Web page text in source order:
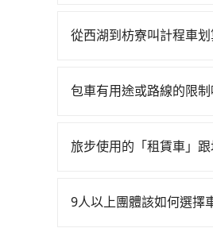
分鐘出站、等待車站前
倍。縱使幸運攔到一輛
是比較划算的。如果你
遜小客車租賃。一般租
100~2,000元不等的費
車行營業時間做租還動
從西湖到枋寮叫計程車划
元間，但如改預約
栗縣有些計程車司機不
包車有用途或路線的限制
遊、參加喜宴/喪禮、就
旅步使用的「租賃車」
為旅步貴賓服務用車。
9人以上團體該如何選擇